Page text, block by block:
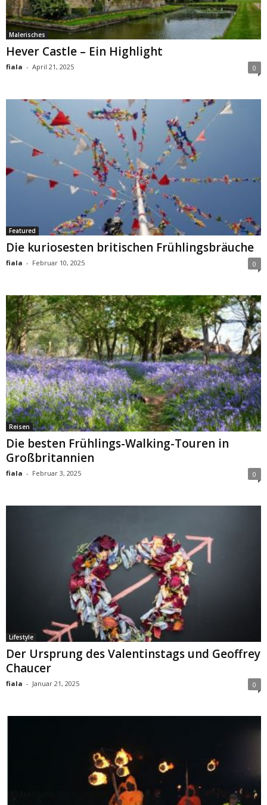
Malerisches
Hever Castle – Ein Highlight
fiala - April 21, 2025 0
Featured
Die kuriosesten britischen Frühlingsbräuche
fiala - Februar 10, 2025 0
Reisen
Die besten Frühlings-Walking-Touren in
Großbritannien
fiala - Februar 3, 2025 0
Lifestyle
Der Ursprung des Valentinstags und Geoffrey
Chaucer
fiala - Januar 21, 2025 0